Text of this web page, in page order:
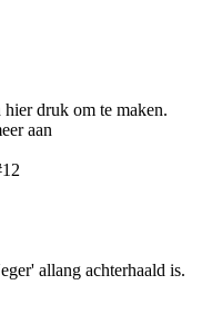
hier druk om te maken.
aan
allang achterhaald is.